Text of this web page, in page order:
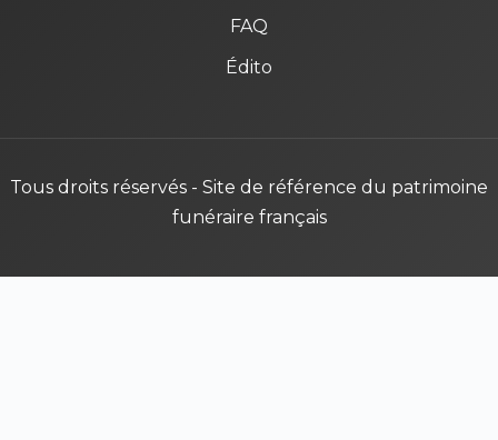
FAQ
Édito
Tous droits réservés - Site de référence du patrimoine
funéraire français